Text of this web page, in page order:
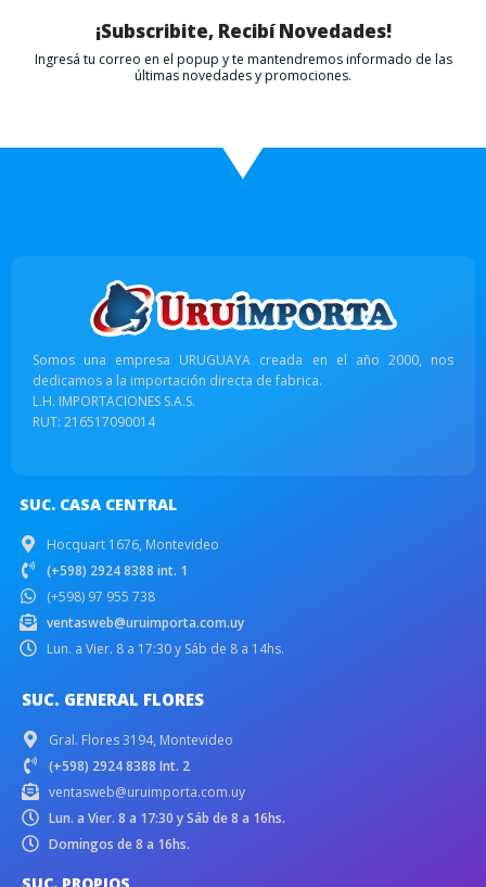
¡Subscribite, Recibí Novedades!
Ingresá tu correo en el popup y te mantendremos informado de las
últimas novedades y promociones.
Somos una empresa URUGUAYA creada en el año 2000, nos
dedicamos a la importación directa de fabrica.
L.H. IMPORTACIONES S.A.S.
RUT: 216517090014
SUC. CASA CENTRAL
Hocquart 1676, Montevideo
(+598) 2924 8388 int. 1
(+598) 97 955 738
ventasweb@uruimporta.com.uy
Lun. a Vier. 8 a 17:30 y Sáb de 8 a 14hs.
SUC. GENERAL FLORES
Gral. Flores 3194, Montevideo
(+598) 2924 8388 Int. 2
ventasweb@uruimporta.com.uy
Lun. a Vier. 8 a 17:30 y Sáb de 8 a 16hs.
Domingos de 8 a 16hs.
SUC. PROPIOS